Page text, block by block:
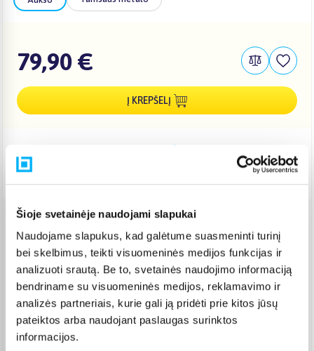
Šioje svetainėje naudojami slapukai
Naudojame slapukus, kad galėtume suasmeninti turinį
bei skelbimus, teikti visuomeninės medijos funkcijas ir
analizuoti srautą. Be to, svetainės naudojimo informaciją
bendriname su visuomeninės medijos, reklamavimo ir
analizės partneriais, kurie gali ją pridėti prie kitos jūsų
pateiktos arba naudojant paslaugas surinktos
informacijos.
79,90 €
Į KREPŠELĮ
Venipak paštomatas ( 2,39 €
Pristato ir šeštadienį
Rugpjūtis 12d. - Rugpjūtis 17d.
Venipak kurjeris (2,99 €)
Rugpjūtis 12d. - Rugpjūtis 17d.
Omniva paštomatas 2,39 €)
Rugpjūtis 12d. - Rugpjūtis 17d.